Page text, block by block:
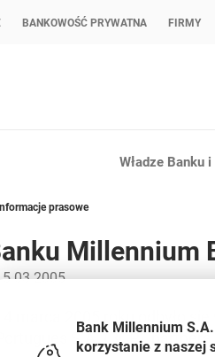
BANKOWOŚĆ PRYWATNA FIRMY
Władze Banku
Informacje prasowe
Millennium
14 marca 2005 roku odbyło
Portugues S.A. (BCP),
Bank Millennium
korzystanie z naszej